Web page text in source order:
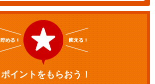
ポイントをもらおう！